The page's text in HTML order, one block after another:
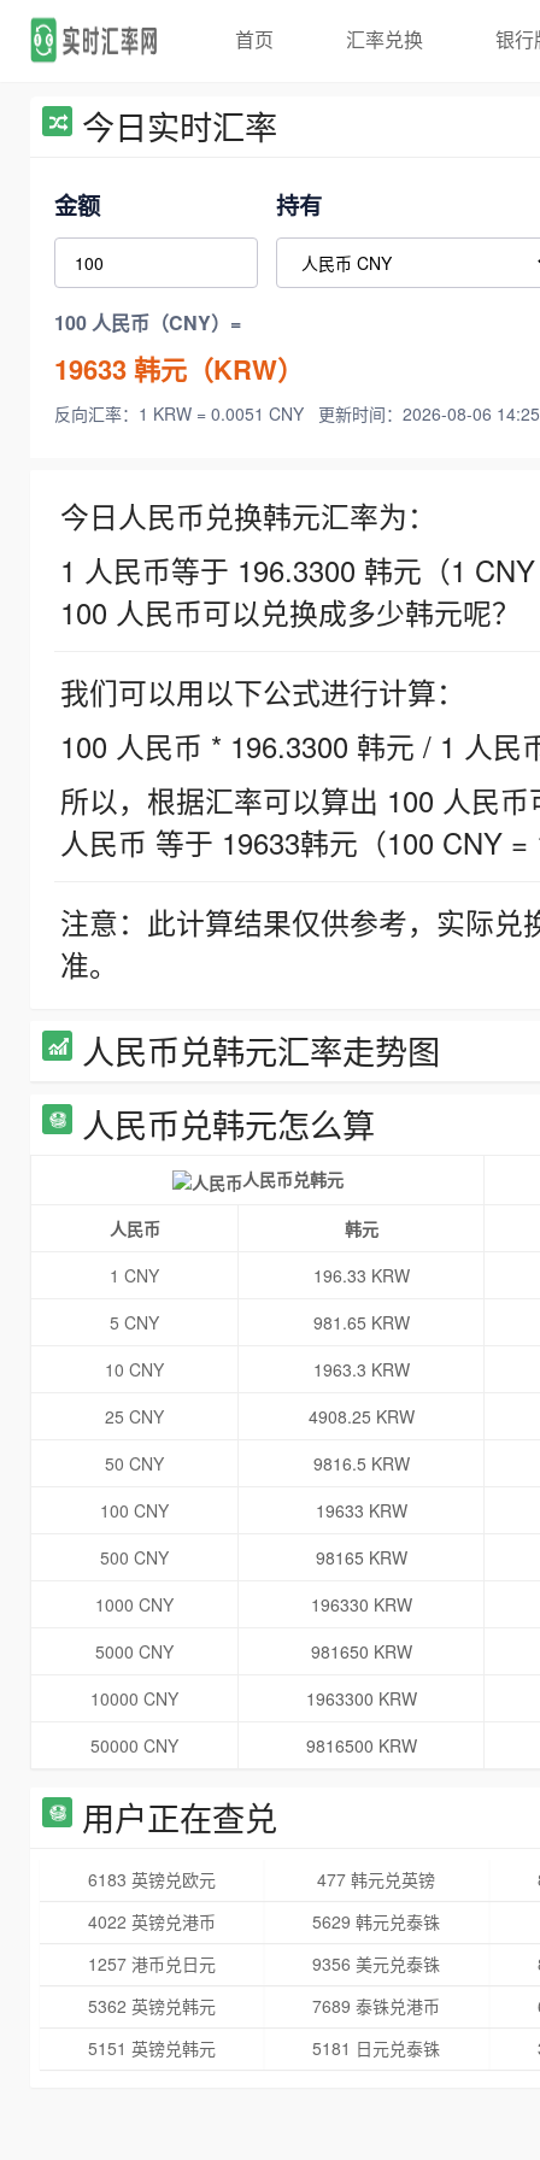
首页 汇率兑换 银行
今日实时汇率
金额 持有
100 人民币（CNY）=
19633韩元（KRW）
反向汇率：1 KRW = 0.0051 CNY 更新时间：2026-08-06
今日人民币兑换韩元汇率为：
1 人民币等于 196.3300 韩元（1
100 人民币可以兑换成多少韩元呢？
我们可以用以下公式进行计算：
100 人民币 * 196.3300 韩元 / 1 人民
所以，根据汇率可以算出 100 人民
人民币 等于 19633韩元（100 CNY =
注意：此计算结果仅供参考，实际
准。
人民币兑韩元汇率走势图
人民币兑韩元怎么算
人民币兑韩元
人民币
韩元
1 CNY
196.33 KRW
5 CNY
981.65 KRW
10 CNY
1963.3 KRW
25 CNY
4908.25 KRW
50 CNY
9816.5 KRW
100 CNY
19633 KRW
500 CNY
98165 KRW
1000 CNY
196330 KRW
5000 CNY
981650 KRW
10000 CNY
1963300 KRW
50000 CNY
9816500 KRW
用户正在查兑
6183 英镑兑欧元 477 韩元兑英镑
4022 英镑兑港币
5629 韩元兑泰铢
1257 港币兑日元
9356 美元兑泰铢
5362 英镑兑韩元
7689 泰铢兑港币
5151 英镑兑韩元
5181 日元兑泰铢